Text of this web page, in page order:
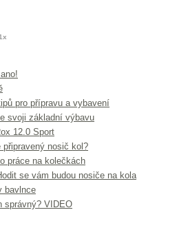
pro přípravu a vybavení
svoji základní výbavu
12.0 Sport
nosič kol?
práce na kolečkách
se vám budou nosiče na kola
bavlnce
správný? VIDEO